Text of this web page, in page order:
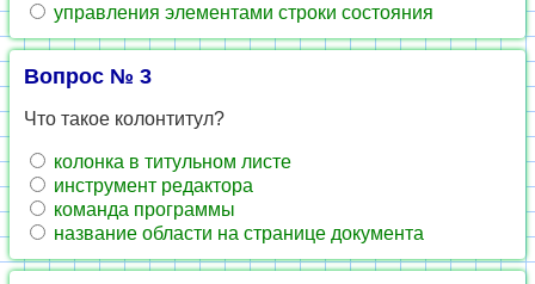
управления элементами строки состояния
Вопрос № 3
Что такое колонтитул?
колонка в титульном листе
инструмент редактора
команда программы
название области на странице документа